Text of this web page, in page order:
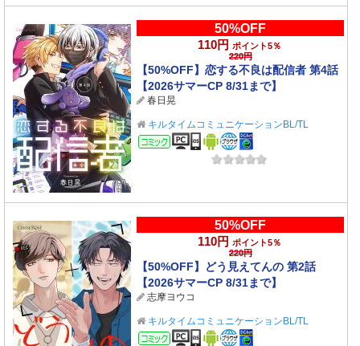
50%OFF
110円 ポイント5％
220円
【50%OFF】恋する不良は配信者 第4話
【2026サマーCP 8/31まで】
春日晃
キルタイムコミュニケーションBL/TL
コミック
50%OFF
110円 ポイント5％
220円
【50%OFF】どう見えてんの 第2話
【2026サマーCP 8/31まで】
志摩ヨウコ
キルタイムコミュニケーションBL/TL
コミック